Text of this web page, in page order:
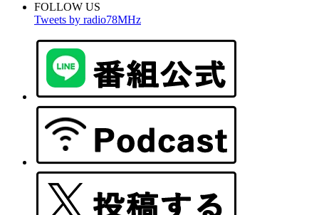
FOLLOW US
Tweets by radio78MHz